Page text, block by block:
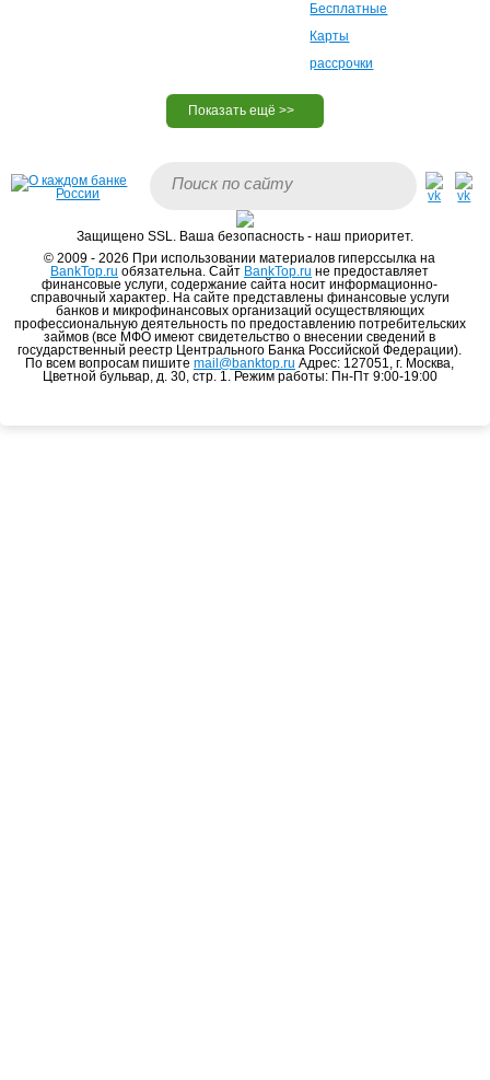
Бесплатные
Карты
рассрочки
Защищено SSL. Ваша безопасность - наш приоритет.
© 2009 - 2026 При использовании материалов гиперссылка на
BankTop.ru обязательна. Сайт BankTop.ru не предоставляет
финансовые услуги, содержание сайта носит информационно-
справочный характер. На сайте представлены финансовые услуги
банков и микрофинансовых организаций осуществляющих
профессиональную деятельность по предоставлению потребительских
займов (все МФО имеют свидетельство о внесении сведений в
государственный реестр Центрального Банка Российской Федерации).
По всем вопросам пишите mail@banktop.ru Адрес: 127051, г. Москва,
Цветной бульвар, д. 30, стр. 1. Режим работы: Пн-Пт 9:00-19:00